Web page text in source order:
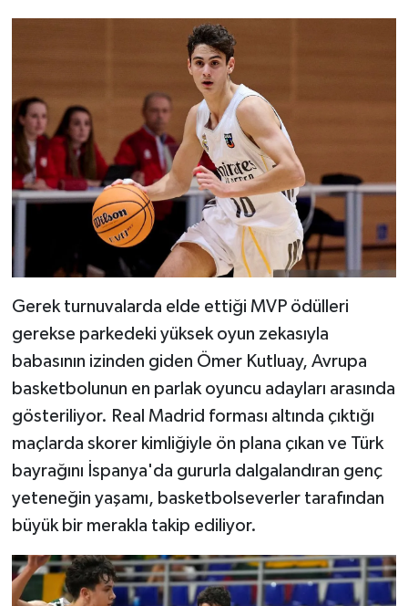
Gerek turnuvalarda elde ettiği MVP ödülleri
gerekse parkedeki yüksek oyun zekasıyla
babasının izinden giden Ömer Kutluay, Avrupa
basketbolunun en parlak oyuncu adayları arasında
gösteriliyor. Real Madrid forması altında çıktığı
maçlarda skorer kimliğiyle ön plana çıkan ve Türk
bayrağını İspanya'da gururla dalgalandıran genç
yeteneğin yaşamı, basketbolseverler tarafından
büyük bir merakla takip ediliyor.